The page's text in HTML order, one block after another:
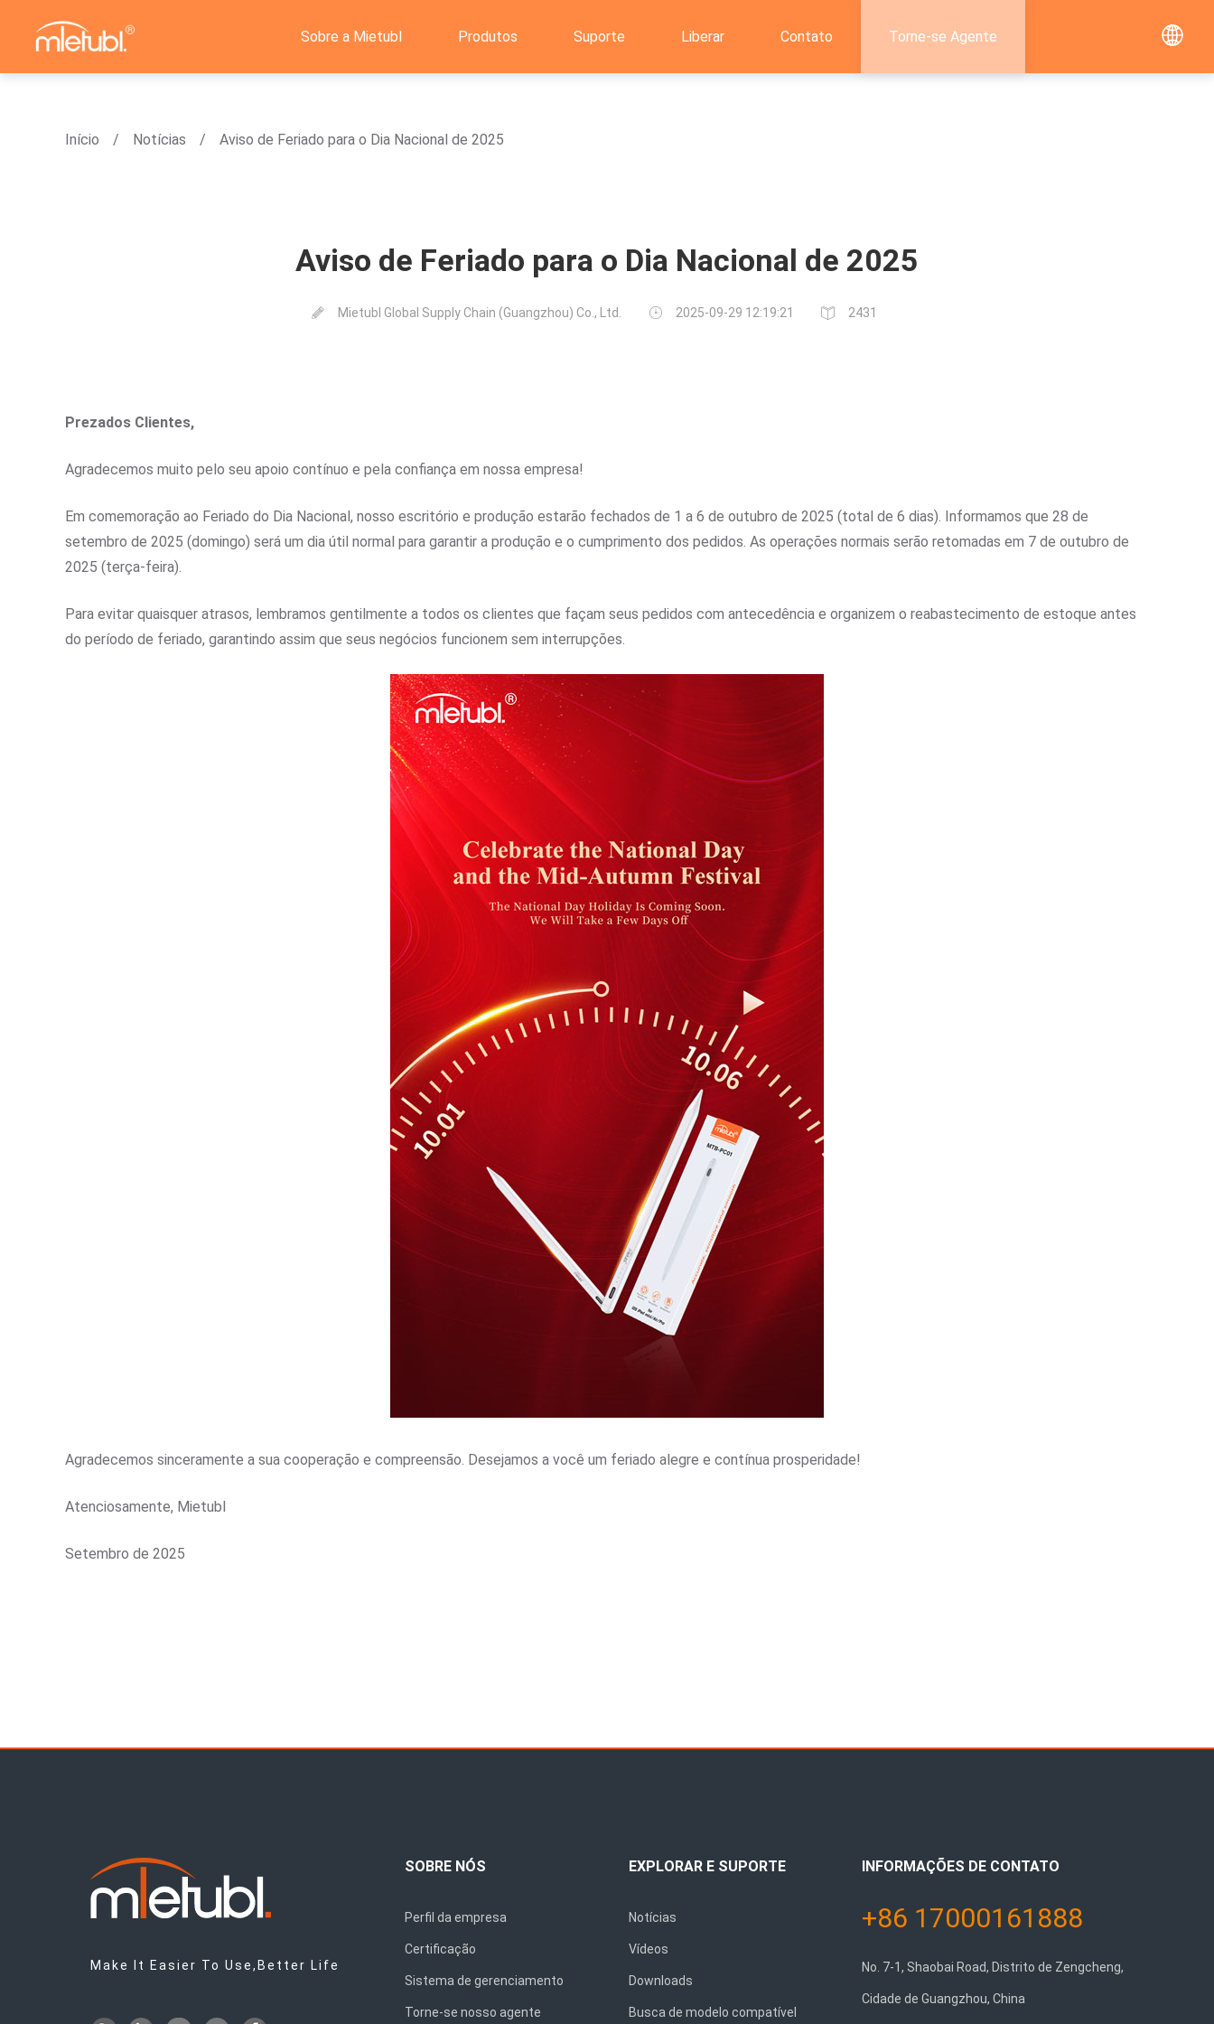
Sobre a Mietubl Produtos Suporte Liberar Contato Torne-se Agente
Início Notícias Aviso de Feriado para o Dia Nacional de 2025
Aviso de Feriado para o Dia Nacional de 2025
Mietubl Global Supply Chain (Guangzhou) Co., Ltd. 2025-09-29 12:19:21 2431
Prezados Clientes,
Agradecemos muito pelo seu apoio contínuo e pela confiança em nossa empresa!
Em comemoração ao Feriado do Dia Nacional, nosso escritório e produção estarão fechados de 1 a 6 de outubro de 2025 (total de 6 dias). Informamos que 28 de
setembro de 2025 (domingo) será um dia útil normal para garantir a produção e o cumprimento dos pedidos. As operações normais serão retomadas em 7 de outubro de
2025 (terça-feira).
Para evitar quaisquer atrasos, lembramos gentilmente a todos os clientes que façam seus pedidos com antecedência e organizem o reabastecimento de estoque antes
do período de feriado, garantindo assim que seus negócios funcionem sem interrupções.
Agradecemos sinceramente a sua cooperação e compreensão. Desejamos a você um feriado alegre e contínua prosperidade!
Atenciosamente, Mietubl
Setembro de 2025
Make It Easier To Use,Better Life
SOBRE NÓS
Perfil da empresa
Certificação
Sistema de gerenciamento
Torne-se nosso agente
EXPLORAR E SUPORTE
Notícias
Vídeos
Downloads
Busca de modelo compatível
INFORMAÇÕES DE CONTATO
+86 17000161888
No. 7-1, Shaobai Road, Distrito de Zengcheng,
Cidade de Guangzhou, China